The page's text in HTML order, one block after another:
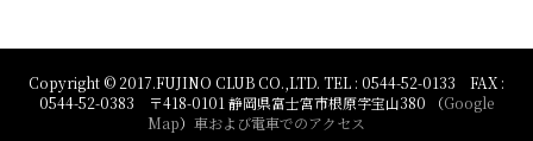
Copyright © 2017.FUJINO CLUB CO.,LTD. TEL : 0544-52-0133 FAX :
0544-52-0383 〒418-0101 静岡県富士宮市根原字宝山380 （Google
Map） 車および電車でのアクセス